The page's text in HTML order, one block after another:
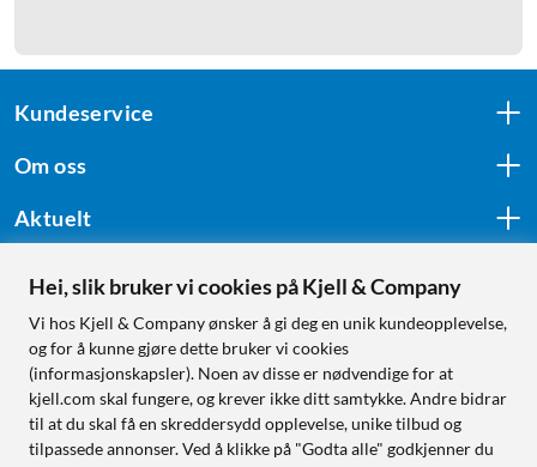
Kundeservice
Om oss
Aktuelt
Følg oss
Handle fra:
Sverige
Hei, slik bruker vi cookies på Kjell & Company
Vi hos Kjell & Company ønsker å gi deg en unik kundeopplevelse,
og for å kunne gjøre dette bruker vi cookies
(informasjonskapsler). Noen av disse er nødvendige for at
kjell.com skal fungere, og krever ikke ditt samtykke. Andre bidrar
til at du skal få en skreddersydd opplevelse, unike tilbud og
tilpassede annonser. Ved å klikke på "Godta alle" godkjenner du